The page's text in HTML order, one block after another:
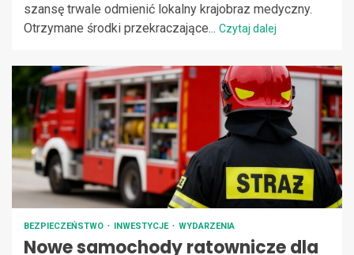
szansę trwale odmienić lokalny krajobraz medyczny.
Otrzymane środki przekraczające... Czytaj dalej
BEZPIECZEŃSTWO INWESTYCJE WYDARZENIA
Nowe samochody ratownicze dla